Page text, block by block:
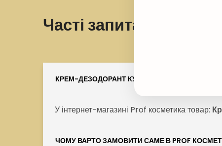
Часті запитання - FAQ
КРЕМ-ДЕЗОДОРАНТ КУЛЬКОВИЙ ЯКА ЦІНА?
У інтернет-магазині Prof косметика товар:
ЧОМУ ВАРТО ЗАМОВИТИ САМЕ В PROF